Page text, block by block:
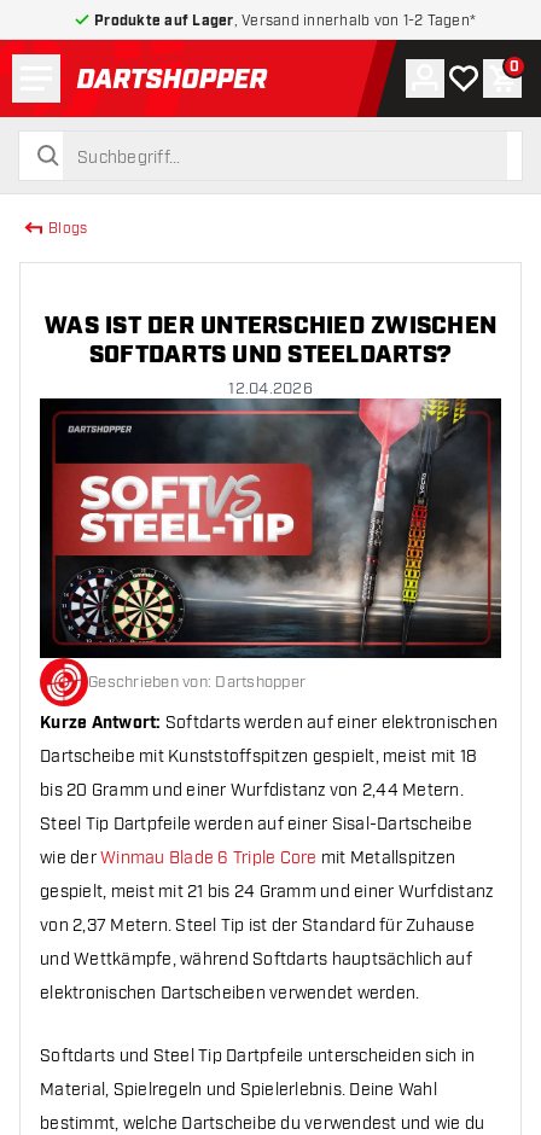
Produkte auf Lager , Versand innerhalb von 1-2 Tagen*
zurück zur Startseite
suchen
suchen
Konto
Meine 0
Blogs
WAS IST DER UNTERSCHIED ZWISCHEN
SOFTDARTS UND STEELDARTS?
12.04.2026
Geschrieben von: Dartshopper
Kurze Antwort: Softdarts werden auf einer elektronischen
Dartscheibe mit Kunststoffspitzen gespielt, meist mit 18
bis 20 Gramm und einer Wurfdistanz von 2,44 Metern.
Steel Tip Dartpfeile werden auf einer Sisal-Dartscheibe
wie derWinmau Blade 6 Triple Core mit Metallspitzen
gespielt, meist mit 21 bis 24 Gramm und einer Wurfdistanz
von 2,37 Metern. Steel Tip ist der Standard für Zuhause
und Wettkämpfe, während Softdarts hauptsächlich auf
elektronischen Dartscheiben verwendet werden.
Softdarts und Steel Tip Dartpfeile unterscheiden sich in
Material, Spielregeln und Spielerlebnis. Deine Wahl
bestimmt, welche Dartscheibe du verwendest und wie du